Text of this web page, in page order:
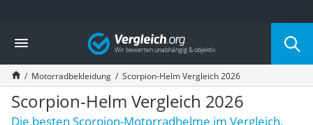
Die beliebtesten Vergleiche nach Kategorie
Auto & Motor
Fahrradträger-Anhängerkupplung (4 Fahrräder)
Fahrradträger
Fahrradträger (Anhängerkupplung)
Fahrradträger 3 Fahrräder
Vergleich
Motorradbekleidung Scorpion-Helm Vergleich 2026
Scorpion-Helm Vergleich 2026
Die besten Scorpion-Motorradhelme im Vergleich.